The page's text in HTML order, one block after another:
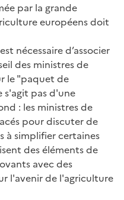
par la grande
européens doit
nécessaire d’associer
des ministres de
le "paquet de
s'agit pas d'une
: les ministres de
pour discuter de
à simplifier certaines
des éléments de
avec des
l'avenir de l'agriculture